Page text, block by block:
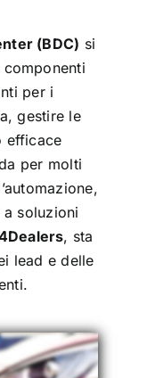
(BDC) si
per i
gestire le
efficace
per molti
soluzioni
, sta
lead e delle